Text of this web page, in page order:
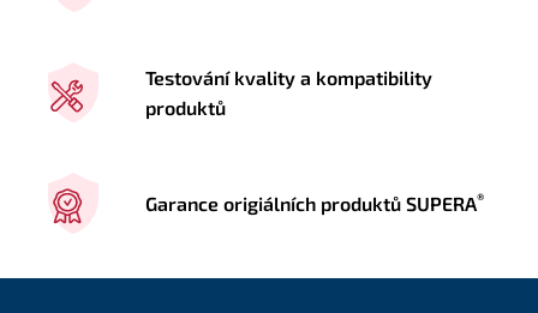
Testování kvality a kompatibility
produktů
Garance origiálních produktů SUPERA®